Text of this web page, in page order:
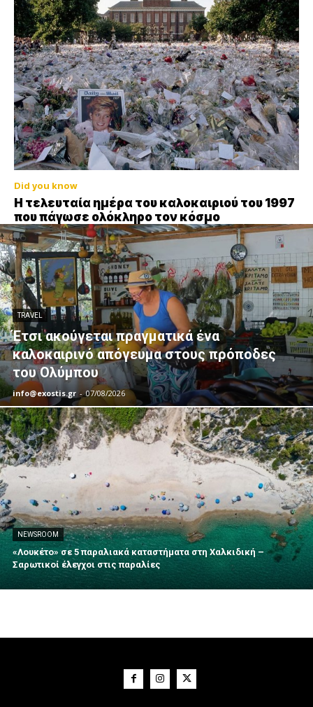
Did you know
Η τελευταία ημέρα του καλοκαιριού του 1997
που πάγωσε ολόκληρο τον κόσμο
TRAVEL
Έτσι ακούγεται πραγματικά ένα
καλοκαιρινό απόγευμα στους πρόποδες
του Ολύμπου
info@exostis.gr - 07/08/2026
NEWSROOM
«Λουκέτο» σε 5 παραλιακά καταστήματα στη Χαλκιδική –
Σαρωτικοί έλεγχοι στις παραλίες